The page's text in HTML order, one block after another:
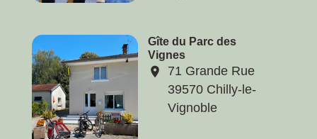
Gîte du Parc des
Vignes
location_on
71 Grande Rue
39570 Chilly-le-
Vignoble